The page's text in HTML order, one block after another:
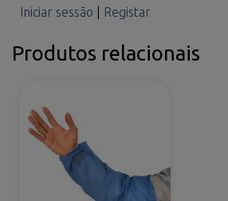
Iniciar sessão
Registar
Produtos relacionais